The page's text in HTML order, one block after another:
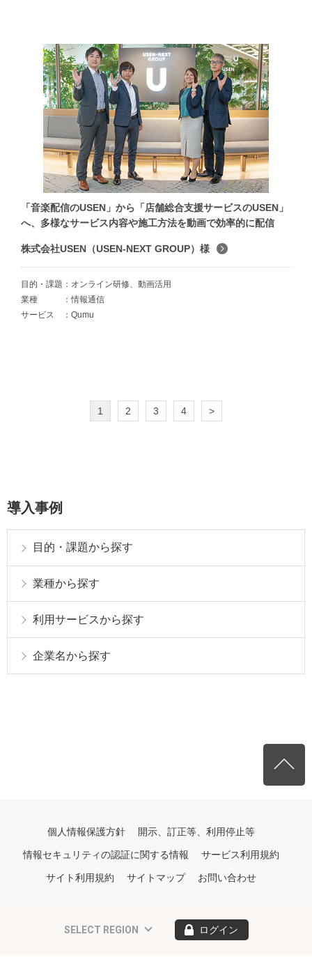
「音楽配信のUSEN」から「店舗総合支援サービスのUSEN」
へ、多様なサービス内容や施工方法を動画で効率的に配信
株式会社USEN（USEN-NEXT GROUP）様
目的・課題
オンライン研修、動画活用
業種
情報通信
サービス
Qumu
1 2 3 4 >
導入事例
目的・課題から探す
業種から探す
利用サービスから探す
企業名から探す
個人情報保護方針 開示、訂正等、利用停止等
情報セキュリティの認証に関する情報 サービス利用規約
サイト利用規約 サイトマップ お問い合わせ
SELECT REGION ログイン